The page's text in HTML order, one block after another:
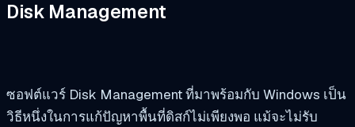
Disk Management
ซอฟต์แวร์ Disk Management ที่มาพร้อมกับ Windows เป็น
วิธีหนึ่งในการแก้ปัญหาพื้นที่ดิสก์ไม่เพียงพอ แม้จะไม่รับ